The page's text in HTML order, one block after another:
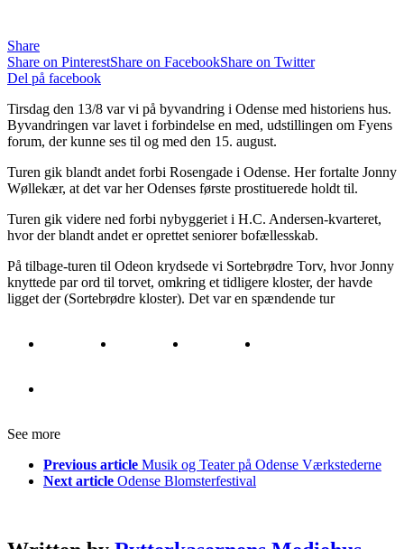
Share
Share on PinterestShare on FacebookShare on Twitter
Del på facebook
Tirsdag den 13/8 var vi på byvandring i Odense med historiens hus.
Byvandringen var lavet i forbindelse en med, udstillingen om Fyens
forum, der kunne ses til og med den 15. august.
Turen gik blandt andet forbi Rosengade i Odense. Her fortalte Jonny
Wøllekær, at det var her Odenses første prostituerede holdt til.
Turen gik videre ned forbi nybyggeriet i H.C. Andersen-kvarteret,
hvor der blandt andet er oprettet seniorer bofællesskab.
På tilbage-turen til Odeon krydsede vi Sortebrødre Torv, hvor Jonny
knyttede par ord til torvet, omkring et tidligere kloster, der havde
ligget der (Sortebrødre kloster). Det var en spændende tur
See more
Previous article Musik og Teater på Odense Værkstederne
Next article Odense Blomsterfestival